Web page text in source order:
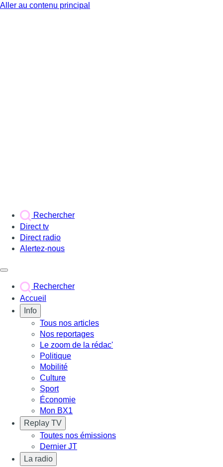
Aller au contenu principal
Rechercher
Direct tv
Direct radio
Alertez-nous
Rechercher
Accueil
Info
Tous nos articles
Nos reportages
Le zoom de la rédac'
Politique
Mobilité
Culture
Sport
Économie
Mon BX1
Replay TV
Toutes nos émissions
Dernier JT
La radio